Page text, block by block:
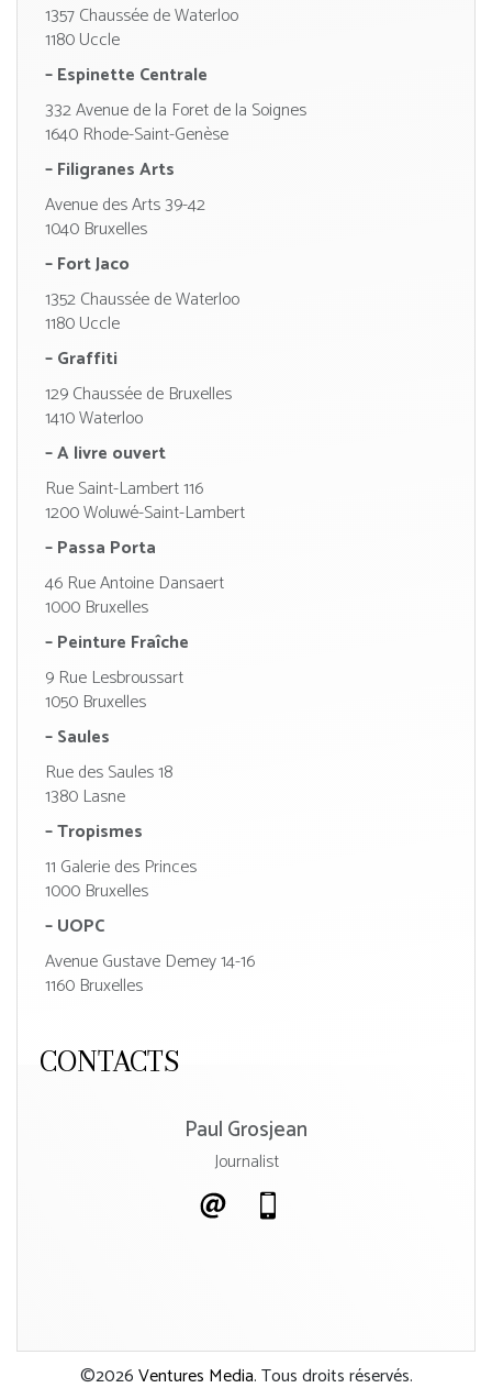
1357 Chaussée de Waterloo
1180 Uccle
– Espinette Centrale
332 Avenue de la Foret de la Soignes
1640 Rhode-Saint-Genèse
– Filigranes Arts
Avenue des Arts 39-42
1040 Bruxelles
– Fort Jaco
1352 Chaussée de Waterloo
1180 Uccle
– Graffiti
129 Chaussée de Bruxelles
1410 Waterloo
– A livre ouvert
Rue Saint-Lambert 116
1200 Woluwé-Saint-Lambert
– Passa Porta
46 Rue Antoine Dansaert
1000 Bruxelles
– Peinture Fraîche
9 Rue Lesbroussart
1050 Bruxelles
– Saules
Rue des Saules 18
1380 Lasne
– Tropismes
11 Galerie des Princes
1000 Bruxelles
– UOPC
Avenue Gustave Demey 14-16
1160 Bruxelles
CONTACTS
Paul Grosjean
Journalist
©2026Ventures Media. Tous droits réservés.